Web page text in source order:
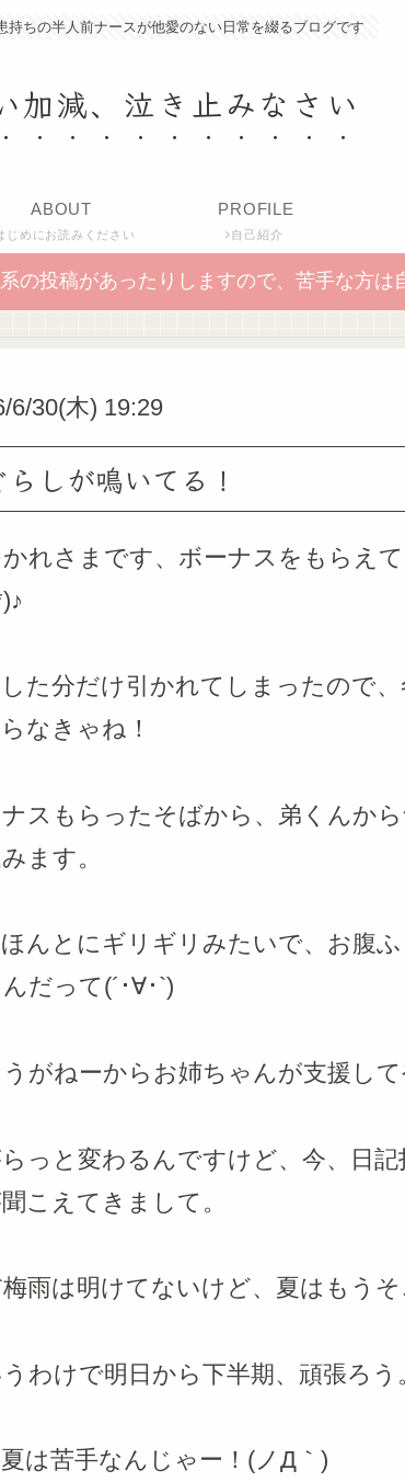
持ちの半人前ナースが他愛のない日常を綴るブログです
加減、泣き止みなさい
ABOUT
じめにお読みください
PROFILE
自己紹介
の投稿があったりしますので、苦手な方は
6/30(木) 19:29
らしが鳴いてる！
れさまです、ボーナスをもらえ
た分だけ引かれてしまったので
なきゃね！
スもらったそばから、弟くんか
ます。
んとにギリギリみたいで、お腹
だって(´･∀･`)
うがねーからお姉ちゃんが支援し
っと変わるんですけど、今、日
こえてきまして。
梅雨は明けてないけど、夏はもう
わけで明日から下半期、頑張ろう
は苦手なんじゃー！(ノД｀)